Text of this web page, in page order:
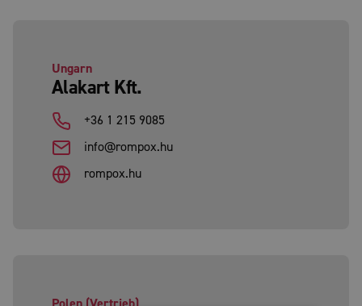
Ungarn
Alakart Kft.
+36 1 215 9085
info@rompox.hu
rompox.hu